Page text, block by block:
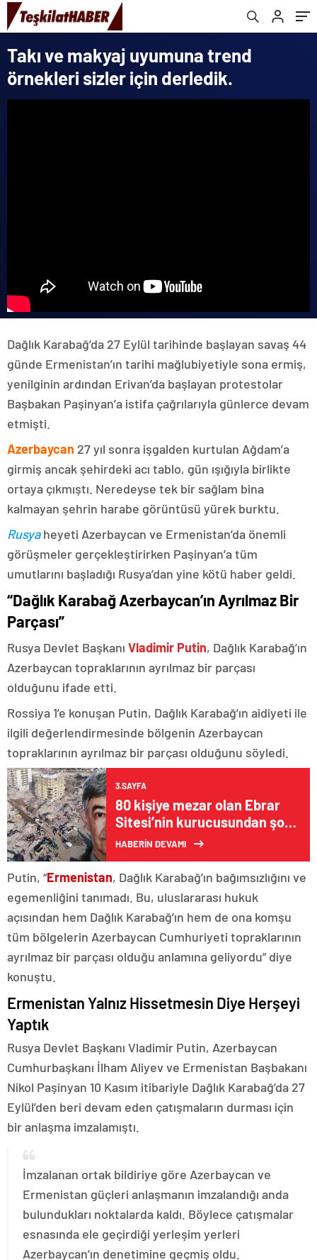
Takı ve makyaj uyumuna trend
örnekleri sizler için derledik.
Dağlık Karabağ’da 27 Eylül tarihinde başlayan savaş 44
günde Ermenistan’ın tarihi mağlubiyetiyle sona ermiş,
yenilginin ardından Erivan’da başlayan protestolar
Başbakan Paşinyan’a istifa çağrılarıyla günlerce devam
etmişti.
Azerbaycan 27 yıl sonra işgalden kurtulan Ağdam’a
girmiş ancak şehirdeki acı tablo, gün ışığıyla birlikte
ortaya çıkmıştı. Neredeyse tek bir sağlam bina
kalmayan şehrin harabe görüntüsü yürek burktu.
Rusyaheyeti Azerbaycan ve Ermenistan’da önemli
görüşmeler gerçekleştirirken Paşinyan’a tüm
umutlarını başladığı Rusya’dan yine kötü haber geldi.
“Dağlık Karabağ Azerbaycan’ın Ayrılmaz Bir
Parçası”
Rusya Devlet Başkanı Vladimir Putin, Dağlık Karabağ’ın
Azerbaycan topraklarının ayrılmaz bir parçası
olduğunu ifade etti.
Rossiya 1’e konuşan Putin, Dağlık Karabağ’ın aidiyeti ile
ilgili değerlendirmesinde bölgenin Azerbaycan
topraklarının ayrılmaz bir parçası olduğunu söyledi.
3.SAYFA
80 kişiye mezar olan Ebrar
Sitesi’nin kurucusundan şok
savunma!
HABERİN DEVAMI
Putin, “Ermenistan, Dağlık Karabağ’ın bağımsızlığını ve
egemenliğini tanımadı. Bu, uluslararası hukuk
açısından hem Dağlık Karabağ’ın hem de ona komşu
tüm bölgelerin Azerbaycan Cumhuriyeti topraklarının
ayrılmaz bir parçası olduğu anlamına geliyordu” diye
konuştu.
Ermenistan Yalnız Hissetmesin Diye Herşeyi
Yaptık
Rusya Devlet Başkanı Vladimir Putin, Azerbaycan
Cumhurbaşkanı İlham Aliyev ve Ermenistan Başbakanı
Nikol Paşinyan 10 Kasım itibariyle Dağlık Karabağ’da 27
Eylül’den beri devam eden çatışmaların durması için
bir anlaşma imzalamıştı.
İmzalanan ortak bildiriye göre Azerbaycan ve
Ermenistan güçleri anlaşmanın imzalandığı anda
bulundukları noktalarda kaldı. Böylece çatışmalar
esnasında ele geçirdiği yerleşim yerleri
Azerbaycan’ın denetimine geçmiş oldu.